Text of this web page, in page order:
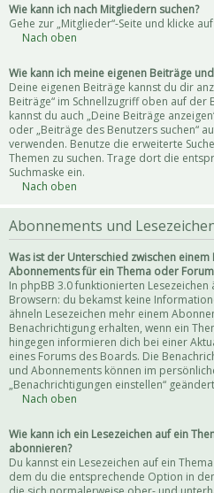
Wie kann ich nach Mitgliedern suchen?
Gehe zur „Mitglieder“-Seite und klicke
Nach oben
Wie kann ich meine eigenen Beiträge
Deine eigenen Beiträge kannst du dir
Beiträge“ im Schnellzugriff oben auf
kannst du auch „Deine Beiträge
oder „Beiträge des Benutzers suchen“
verwenden. Benutze die erweiterte
Themen zu suchen. Trage dort die
Suchmaske ein.
Nach oben
Abonnements und
Was ist der Unterschied zwischen einem
Abonnements für ein Thema oder
In phpBB 3.0 funktionierten Lesezeichen
Browsern: du bekamst keine
ähneln Lesezeichen mehr einem
Benachrichtigung erhalten, wenn ein
hingegen informieren dich bei einer
eines Forums des Boards. Die
und Abonnements können im
„Benachrichtigungen einstellen“
Nach oben
Wie kann ich ein Lesezeichen auf ein
abonnieren?
Du kannst ein Lesezeichen auf ein
dem du die entsprechende Option in